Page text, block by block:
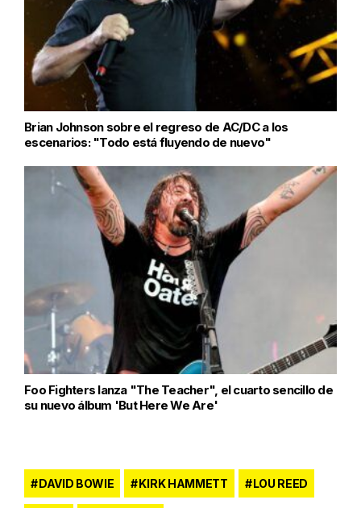
Brian Johnson sobre el regreso de AC/DC a los
escenarios: "Todo está fluyendo de nuevo"
Foo Fighters lanza "The Teacher", el cuarto sencillo de
su nuevo álbum 'But Here We Are'
DAVID BOWIE KIRK HAMMETT LOU REED